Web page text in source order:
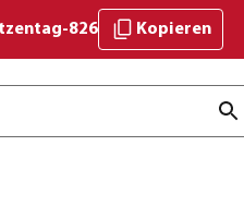
826 Kopieren